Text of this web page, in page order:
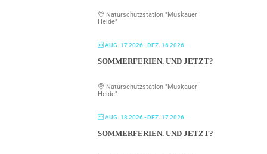
Naturschutzstation "Muskauer
Heide"
AUG. 17 2026- DEZ. 16 2026
SOMMERFERIEN. UND JETZT?
Naturschutzstation "Muskauer
Heide"
AUG. 18 2026- DEZ. 17 2026
SOMMERFERIEN. UND JETZT?